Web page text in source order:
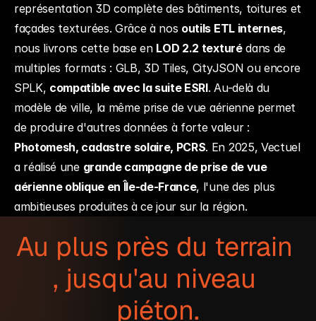
représentation 3D complète des bâtiments, toitures et
façades texturées. Grâce à nos outils ETL internes,
nous livrons cette base en LOD 2.2 texturé dans de
multiples formats : GLB, 3D Tiles, CityJSON ou encore
SPLK, compatible avec la suite ESRI. Au-delà du
modèle de ville, la même prise de vue aérienne permet
Photomesh, cadastre solaire, PCRS. En 2025, Vectuel
a réalisé une grande campagne de prise de vue
aérienne oblique en Île-de-France, l'une des plus
ambitieuses produites à ce jour sur la région.
Au plus près du terrain
, jusqu'au niveau
piéton.